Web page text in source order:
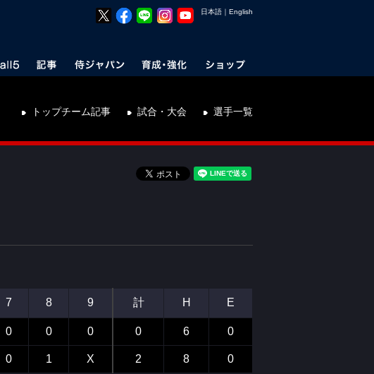
日本語 ｜ English
トップチーム記事 試合・大会 選手一覧
7 8 9 計 H E
0 0 0 0 6 0
0 1 X 2 8 0